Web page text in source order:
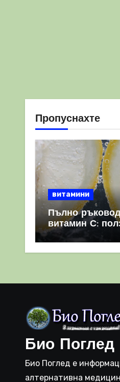
Пропуснахте
витамини
Пълно
витамин С:
източници и
важен за
Био Поглед
Био Поглед е
алтернативна